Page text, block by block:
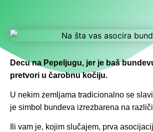
Decu na Pepeljugu, jer je baš
pretvori u čarobnu kočiju.
U nekim zemljama tradicionalno se slavi
je simbol bundeva izrezbarena na
Ili vam je, kojim slučajem, prva